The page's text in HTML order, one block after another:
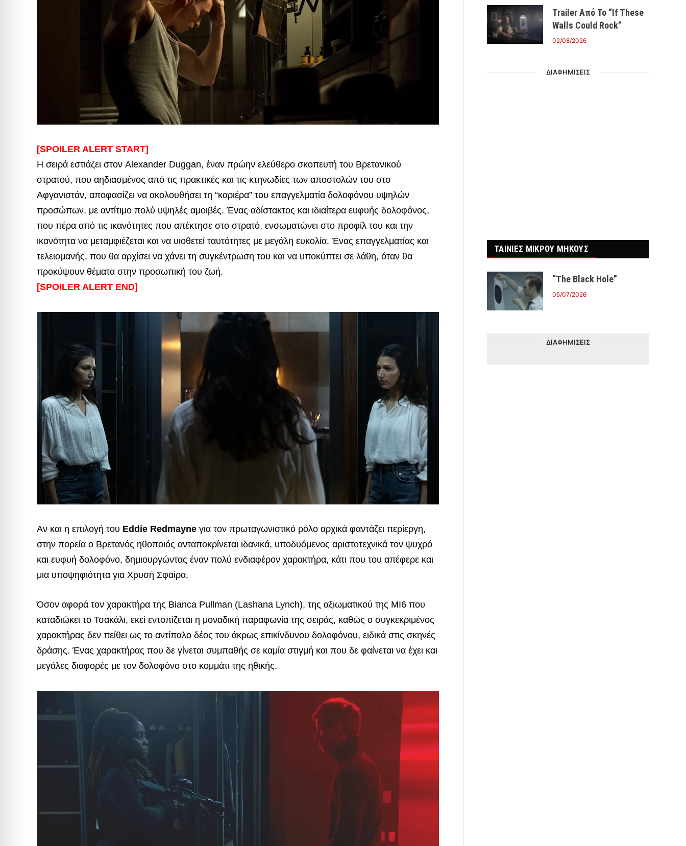
[SPOILER ALERT START]
Η σειρά εστιάζει στον Alexander Duggan, έναν πρώην ελεύθερο σκοπευτή του Βρετανικού
στρατού, που αηδιασμένος από τις πρακτικές και τις κτηνωδίες των αποστολών του στο
Αφγανιστάν, αποφασίζει να ακολουθήσει τη “καριέρα” του επαγγελματία δολοφόνου υψηλών
προσώπων, με αντίτιμο πολύ υψηλές αμοιβές. Ένας αδίστακτος και ιδιαίτερα ευφυής δολοφόνος,
που πέρα από τις ικανότητες που απέκτησε στο στρατό, ενσωματώνει στο προφίλ του και την
ικανότητα να μεταμφιέζεται και να υιοθετεί ταυτότητες με μεγάλη ευκολία. Ένας επαγγελματίας και
τελειομανής, που θα αρχίσει να χάνει τη συγκέντρωση του και να υποκύπτει σε λάθη, όταν θα
προκύψουν θέματα στην προσωπική του ζωή.
[SPOILER ALERT END]
Αν και η επιλογή του Eddie Redmayne για τον πρωταγωνιστικό ρόλο αρχικά φαντάζει περίεργη,
στην πορεία ο Βρετανός ηθοποιός ανταποκρίνεται ιδανικά, υποδυόμενος αριστοτεχνικά τον ψυχρό
και ευφυή δολοφόνο, δημιουργώντας έναν πολύ ενδιαφέρον χαρακτήρα, κάτι που του απέφερε και
μια υποψηφιότητα για Χρυσή Σφαίρα.
Όσον αφορά τον χαρακτήρα της Bianca Pullman (Lashana Lynch), της αξιωματικού της MI6 που
καταδιώκει το Τσακάλι, εκεί εντοπίζεται η μοναδική παραφωνία της σειράς, καθώς ο συγκεκριμένος
χαρακτήρας δεν πείθει ως το αντίπαλο δέος του άκρως επικίνδυνου δολοφόνου, ειδικά στις σκηνές
δράσης. Ένας χαρακτήρας που δε γίνεται συμπαθής σε καμία στιγμή και που δε φαίνεται να έχει και
μεγάλες διαφορές με τον δολοφόνο στο κομμάτι της ηθικής.
Trailer Από Το “If These
Walls Could Rock”
02/08/2026
ΔΙΑΦΗΜΙΣΕΙΣ
ΤΑΙΝΙΕΣ ΜΙΚΡΟΥ ΜΗΚΟΥΣ
“The Black Hole”
05/07/2026
ΔΙΑΦΗΜΙΣΕΙΣ